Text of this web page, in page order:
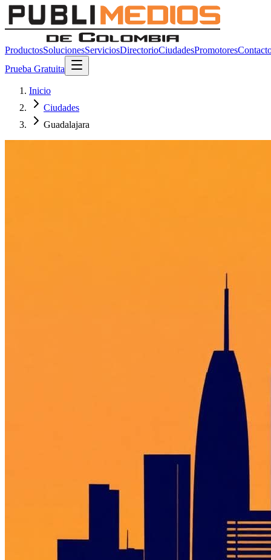
ProductosSolucionesServiciosDirectorioCiudadesPromotores
Prueba Gratuita
Inicio
Ciudades
Guadalajara